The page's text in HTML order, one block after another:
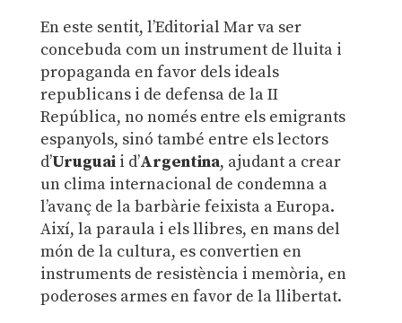
En este sentit, l’Editorial Mar va ser
concebuda com un instrument de lluita i
propaganda en favor dels ideals
republicans i de defensa de la II
República, no només entre els emigrants
espanyols, sinó també entre els lectors
d’Uruguai i d’Argentina, ajudant a crear
un clima internacional de condemna a
l’avanç de la barbàrie feixista a Europa.
Així, la paraula i els llibres, en mans del
món de la cultura, es convertien en
instruments de resistència i memòria, en
poderoses armes en favor de la llibertat.